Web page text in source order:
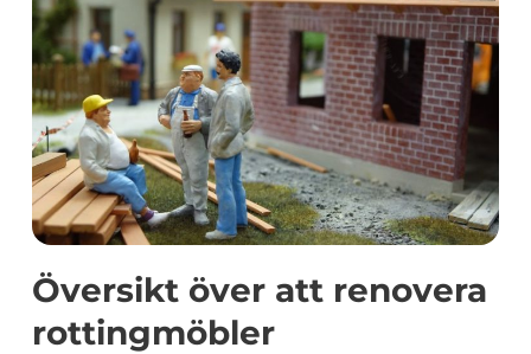
Översikt över att renovera
rottingmöbler